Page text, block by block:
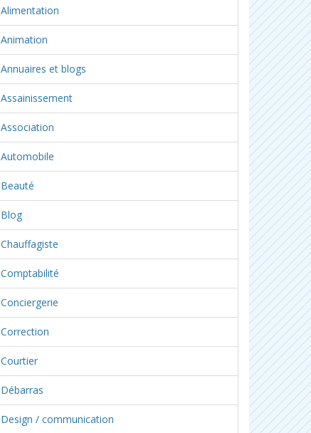
Alimentation
Animation
Annuaires et blogs
Assainissement
Association
Automobile
Beauté
Blog
Chauffagiste
Comptabilité
Conciergerie
Correction
Courtier
Débarras
Design / communication